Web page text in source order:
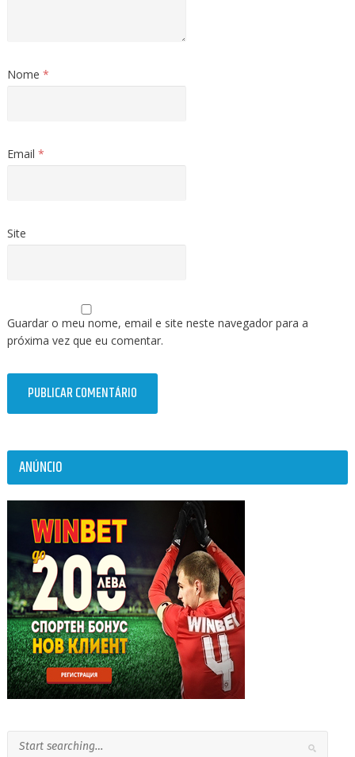
Nome *
Email *
Site
Guardar o meu nome, email e site neste navegador para a
próxima vez que eu comentar.
ANÚNCIO